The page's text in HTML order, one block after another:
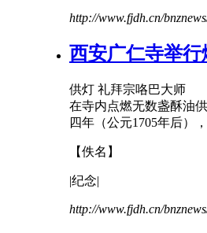
http://www.fjdh.cn/
西安广仁寺举行
供灯 礼拜宗咯巴大师
在寺内点燃无数盏酥油
四年（公元1705年后）
【佚名】
|纪念|
http://www.fjdh.cn/